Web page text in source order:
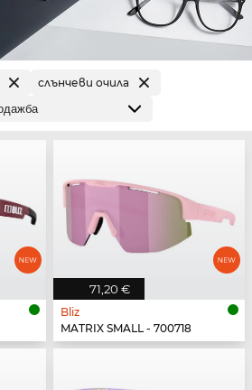
слънчеви очила
71,20 €
Bliz
MATRIX SMALL - 700718